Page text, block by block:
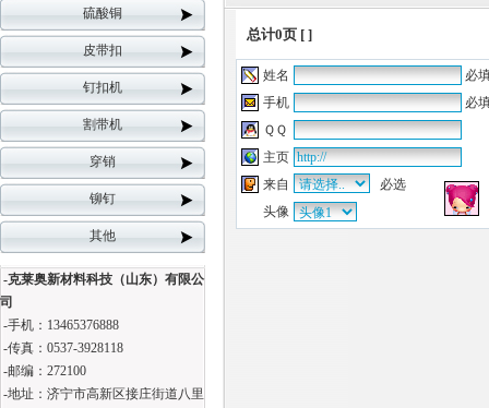
硫酸铜
皮带扣
钉扣机
割带机
穿销
铆钉
其他
-克莱奥新材料科技（山东）有限公
司
-手机：13465376888
-传真：0537-3928118
-邮编：272100
-地址：济宁市高新区接庄街道八里
总计0页 [ ]
姓名
必
手机
必
ＱＱ
主页
来自
必选
头像